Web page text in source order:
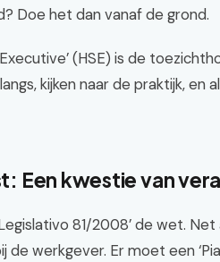
Doe het dan vanaf de grond.
(HSE) is de
kijken naar de praktijk, en
Een kwestie van
81/2008’ de wet.
werkgever. Er moet een